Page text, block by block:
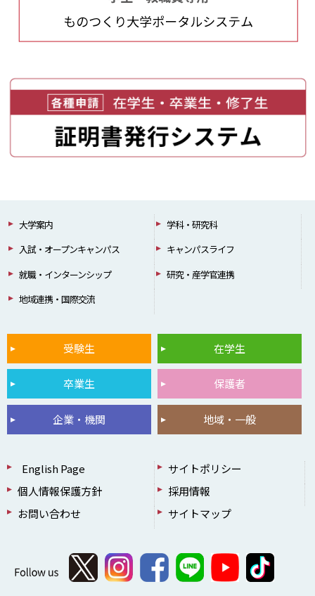
大学案内
学科・研究科
入試・オープンキャンパス
キャンパスライフ
就職・インターンシップ
研究・産学官連携
地域連携・国際交流
受験生 在学生
卒業生 保護者
企業・機関 地域・一般
English Page
サイトポリシー
個人情報保護方針
採用情報
お問い合わせ
サイトマップ